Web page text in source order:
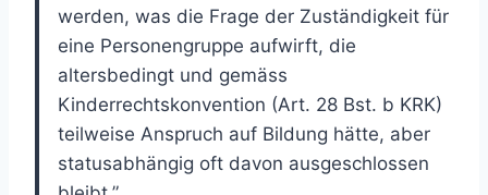
werden, was die Frage der Zuständigkeit für
eine Personengruppe aufwirft, die
altersbedingt und gemäss
Kinderrechtskonvention (Art. 28 Bst. b KRK)
teilweise Anspruch auf Bildung hätte, aber
statusabhängig oft davon ausgeschlossen